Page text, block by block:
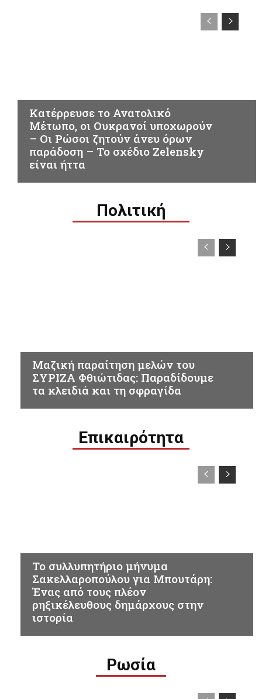
Κατέρρευσε το Ανατολικό
Μέτωπο, οι Ουκρανοί υποχωρούν
– Οι Ρώσοι ζητούν άνευ όρων
παράδοση – Το σχέδιο Zelensky
είναι ήττα
Πολιτική
Μαζική παραίτηση μελών του
ΣΥΡΙΖΑ Φθιώτιδας: Παραδίδουμε
τα κλειδιά και τη σφραγίδα
Επικαιρότητα
Το συλλυπητήριο μήνυμα
Σακελλαροπούλου για Μπουτάρη:
Ένας από τους πλέον
ρηξικέλευθους δημάρχους στην
ιστορία
Ρωσία